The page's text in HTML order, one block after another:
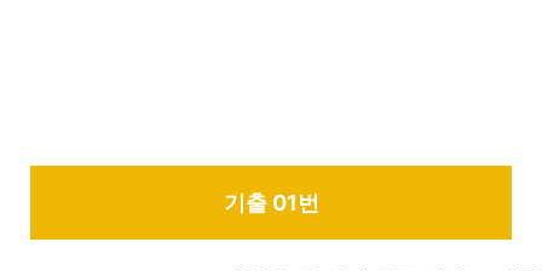
기출 01번